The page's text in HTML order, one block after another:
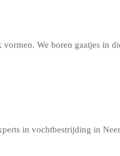
We boren gaatjes in
in vochtbestrijding in